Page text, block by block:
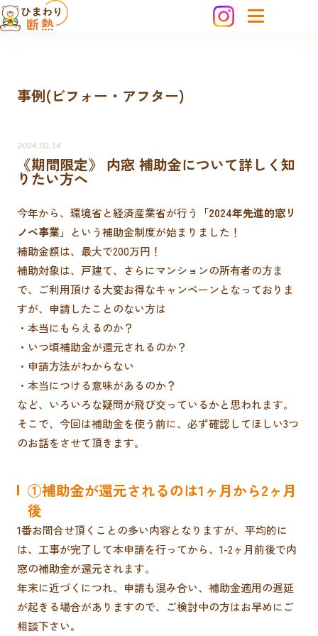
事例(ビフォー・アフター)
2024.02.14
《期間限定》 内窓 補助金について詳しく知
りたい方へ
今年から、環境省と経済産業省が行う
「2024年先進的窓リ
ノベ事業」
という補助金制度が始まりました！
補助金額は、最大で200万円！
補助対象は、戸建て、さらにマンションの所有者の方ま
で、ご利用頂ける大変お得なキャンペーンとなっておりま
すが、申請したことのない方は
・本当にもらえるのか？
・いつ頃補助金が還元されるのか？
・申請方法がわからない
・本当につける意味があるのか？
など、いろいろな疑問が飛び交っているかと思われます。
そこで、今回は補助金を使う前に、必ず確認してほしい3つ
のお話をさせて頂きます。
①補助金が還元されるのは1ヶ月から2ヶ月
後
1番お問合せ頂くことの多い内容となりますが、平均的に
は、工事が完了して本申請を行ってから、1-2ヶ月前後で内
窓の補助金が還元されます。
年末に近づくにつれ、申請も混み合い、補助金適用の遅延
が起きる場合がありますので、ご検討中の方はお早めにご
相談下さい。